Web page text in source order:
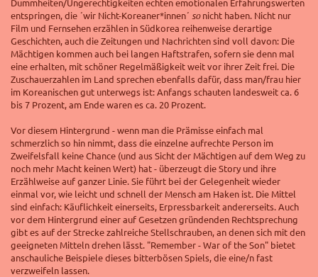
entspringen, die ´wir Nicht-Koreaner*innen´ sonicht haben. Nicht nur
Film und Fernsehen erzählen in Südkorea reihenweise derartige
Geschichten, auch die Zeitungen und Nachrichten sind voll davon: Die
Mächtigen kommen auch bei langen Haftstrafen, sofern sie denn mal
eine erhalten, mit schöner Regelmäßigkeit weit vor ihrer Zeit frei. Die
Zuschauerzahlen im Land sprechen ebenfalls dafür, dass man/frau hier
im Koreanischen gut unterwegs ist: Anfangs schauten landesweit ca. 6
bis 7 Prozent, am Ende waren es ca. 20 Prozent.
Vor diesem Hintergrund - wenn man die Prämisse einfach mal
schmerzlich so hin nimmt, dass die einzelne aufrechte Person im
Zweifelsfall keine Chance (und aus Sicht der Mächtigen auf dem Weg zu
noch mehr Macht keinen Wert) hat - überzeugt die Story und ihre
Erzählweise auf ganzer Linie. Sie führt bei der Gelegenheit wieder
einmal vor, wie leicht und schnell der Mensch am Haken ist. Die Mittel
sind einfach: Käuflichkeit einerseits, Erpressbarkeit andererseits. Auch
vor dem Hintergrund einer auf Gesetzen gründenden Rechtsprechung
gibt es auf der Strecke zahlreiche Stellschrauben, an denen sich mit den
geeigneten Mitteln drehen lässt. "Remember - War of the Son" bietet
anschauliche Beispiele dieses bitterbösen Spiels, die eine/n fast
verzweifeln lassen.